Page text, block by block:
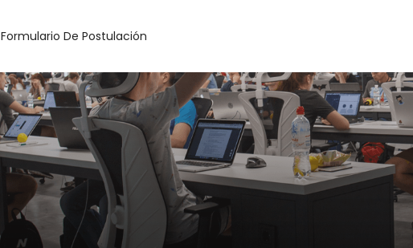
Formulario De Postulación